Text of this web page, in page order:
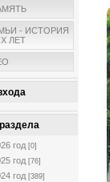
- ИСТОРИЯ
ЛЕТ
год [0]
год [76]
год [389]